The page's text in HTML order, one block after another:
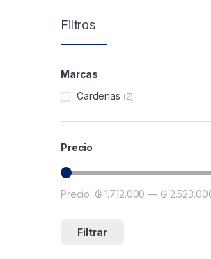
Filtros
Marcas
Cardenas (2)
Precio
Precio mínimo
Precio máximo
Filtrar
Precio: ₲ 1.712.000 — ₲